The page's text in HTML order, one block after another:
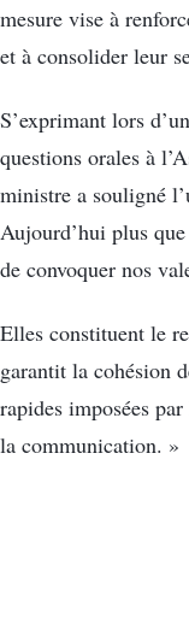
mesure vise à
et à consolider leur
S’exprimant lors
questions orales à
ministre a souligné
Aujourd’hui plus
de convoquer nos
Elles constituent le
garantit la cohésion
rapides imposées
la communication. »